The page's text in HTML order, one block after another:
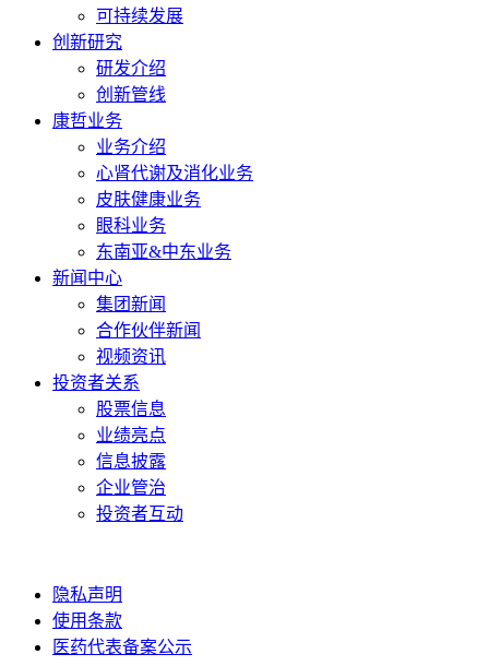
可持续发展
创新研究
研发介绍
创新管线
康哲业务
业务介绍
心肾代谢及消化业务
皮肤健康业务
眼科业务
东南亚&中东业务
新闻中心
集团新闻
合作伙伴新闻
视频资讯
投资者关系
股票信息
业绩亮点
信息披露
企业管治
投资者互动
隐私声明
使用条款
医药代表备案公示